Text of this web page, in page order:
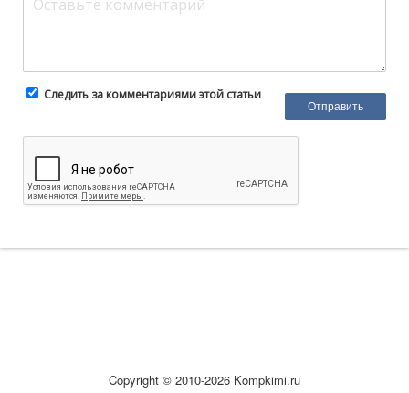
Следить за комментариями этой статьи
Copyright © 2010-2026 Kompkimi.ru